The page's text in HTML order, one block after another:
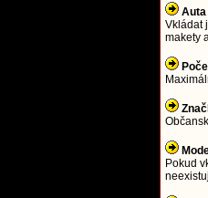
Auta
Vkládat
makety
Pokud